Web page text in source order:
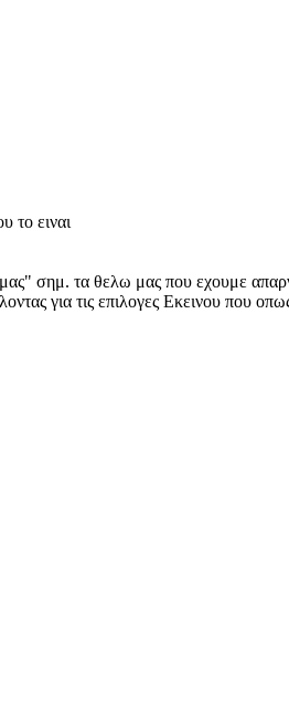
το ειναι
σημ. τα θελω μας που εχουμε
για τις επιλογες Εκεινου που